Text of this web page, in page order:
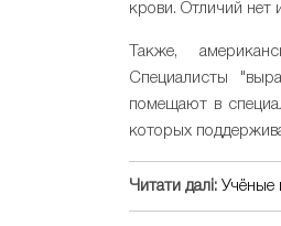
крови. Отличий нет
Также,
Специалисты
помещают в
которых
Читати далі: Учёные